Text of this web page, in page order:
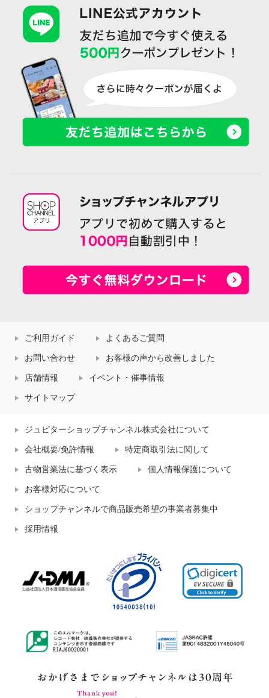
ご利用ガイド よくあるご質問
お問い合わせ お客様の声から改善しました
店舗情報 イベント・催事情報
サイトマップ
ジュピターショップチャンネル株式会社について
会社概要/免許情報 特定商取引法に関して
古物営業法に基づく表示 個人情報保護について
お客様対応について
ショップチャンネルで商品販売希望の事業者募集中
採用情報